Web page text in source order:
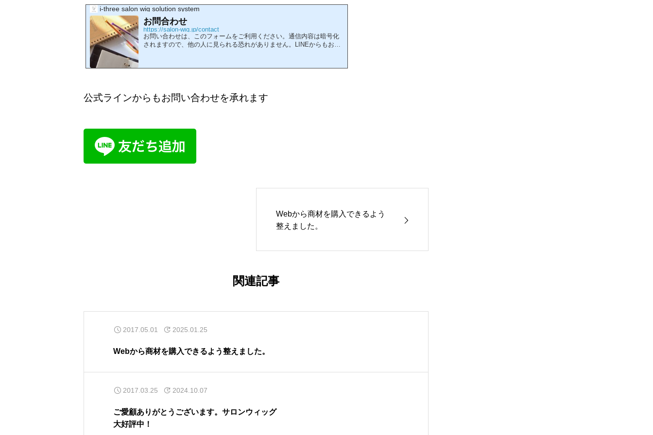
i-three salon wig solution system
お問合わせ
https://salon-wig.jp/contact
お問い合わせは、このフォームをご利用ください。通信内容は暗号化
されますので、他の人に見られる恐れがありません。LINEからもお問
公式ラインからもお問い合わせを承れます
Webから商材を購入できるよう
整えました。
関連記事
2017.05.01 2025.01.25
Webから商材を購入できるよう整えました。
2017.03.25 2024.10.07
ご愛顧ありがとうございます。サロンウィッグ
大好評中！